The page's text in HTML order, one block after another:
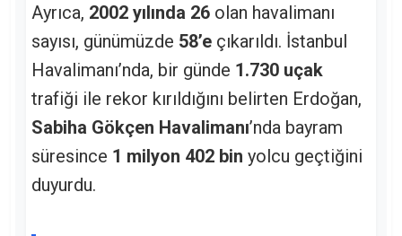
Ayrıca, 2002 yılında 26 olan havalimanı
sayısı, günümüzde 58’e çıkarıldı. İstanbul
Havalimanı’nda, bir günde 1.730 uçak
trafiği ile rekor kırıldığını belirten Erdoğan,
Sabiha Gökçen Havalimanı’nda bayram
süresince 1 milyon 402 bin yolcu geçtiğini
duyurdu.